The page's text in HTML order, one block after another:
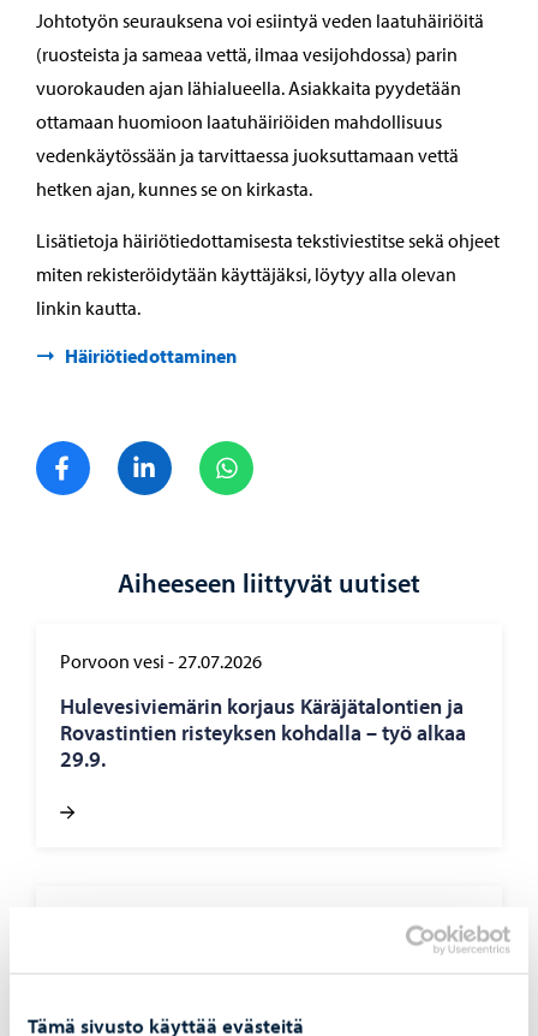
Tämä sivusto käyttää evästeitä
Johtotyön seurauksena voi esiintyä veden laatuhäiriöitä
(ruosteista ja sameaa vettä, ilmaa vesijohdossa) parin
vuorokauden ajan lähialueella. Asiakkaita pyydetään
ottamaan huomioon laatuhäiriöiden mahdollisuus
vedenkäytössään ja tarvittaessa juoksuttamaan vettä
hetken ajan, kunnes se on kirkasta.
Lisätietoja häiriötiedottamisesta tekstiviestitse sekä ohjeet
miten rekisteröidytään käyttäjäksi, löytyy alla olevan
linkin kautta.
Häiriötiedottaminen
Jaa FacebookJaa LinkedIn
Aiheeseen liittyvät uutiset
Porvoon vesi -27.07.2026
Hu­le­ve­si­vie­mä­rin kor­jaus Kä­rä­jä­ta­lon­tien ja
Ro­vas­tin­tien ris­teyk­sen koh­dal­la – työ alkaa
29.9.
Por­voon vesi pois­taa sää­tö­ase­man Gam­mel­